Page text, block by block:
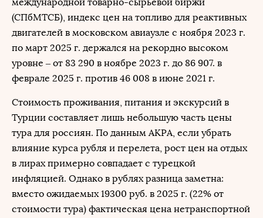
(СПбМТСБ), индекс цен на топливо для реактивных
двигателей в московском авиаузле с ноября 2023 г.
по март 2025 г. держался на рекордно высоком
уровне – от 83 290 в ноябре 2023 г. до 86 907. в
феврале 2025 г. против 46 008 в июне 2021 г.
Стоимость проживания, питания и экскурсий в
Турции составляет лишь небольшую часть цены
тура для россиян. По данным АКРА, если убрать
влияние курса рубля и перелета, рост цен на отдых
в лирах примерно совпадает с турецкой
инфляцией. Однако в рублях разница заметна:
вместо ожидаемых 19300 руб. в 2025 г. (22% от
стоимости тура) фактическая цена нетранспортной